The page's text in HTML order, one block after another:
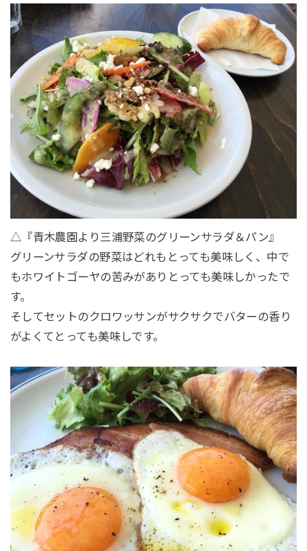
△『青木農園より三浦野菜のグリーンサラダ＆パン』
グリーンサラダの野菜はどれもとっても美味しく、中で
もホワイトゴーヤの苦みがありとっても美味しかったで
す。
そしてセットのクロワッサンがサクサクでバターの香り
がよくてとっても美味しです。